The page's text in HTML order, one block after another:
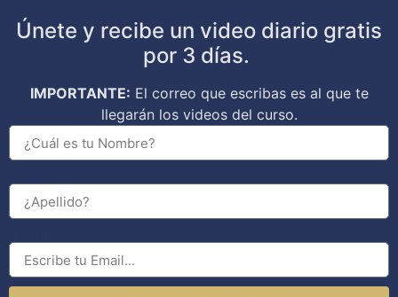
Únete y recibe un video diario gratis
por 3 días.
IMPORTANTE: El correo que escribas es al que te
llegarán los videos del curso.